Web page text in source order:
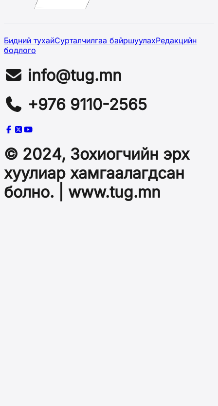
Бидний тухайСурталчилгаа байршуулахРедакцийн
бодлого
info@tug.mn
+976 9110-2565
© 2024, Зохиогчийн эрх
хуулиар хамгаалагдсан
болно. | www.tug.mn